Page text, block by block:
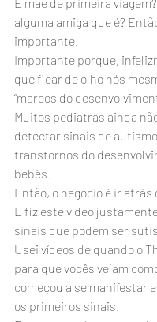
alguma amiga que é?
importante.
Importante porque,
que ficar de olho nós
“marcos do
Muitos pediatras ainda
detectar sinais de
transtornos do
bebês.
Então, o negócio é ir atrás
E fiz este vídeo
sinais que podem ser
Usei vídeos de quando o
para que vocês vejam
começou a se manifestar
os primeiros sinais.